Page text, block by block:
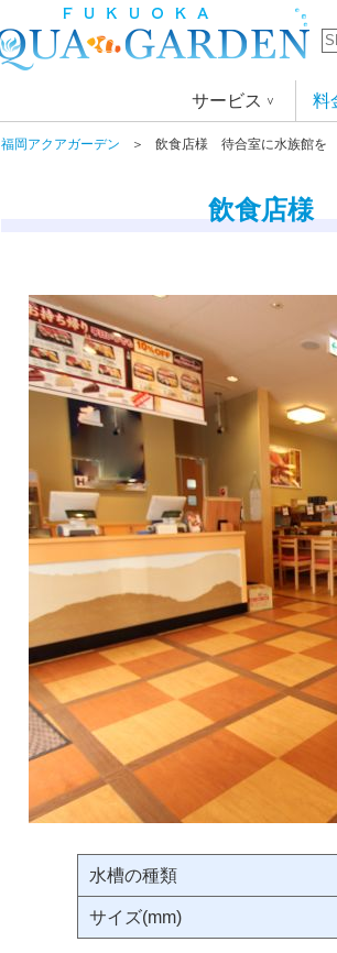
サービス 料
福岡アクアガーデン 飲食店様 待合室に水族館を
飲食店様
水槽の種類
サイズ(mm)